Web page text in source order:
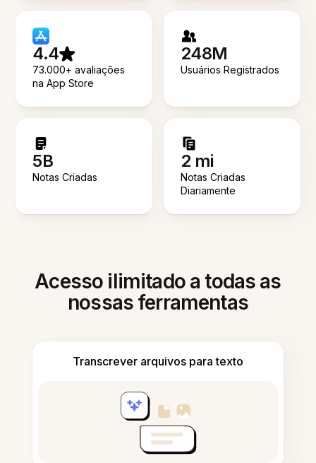
4.4
73.000+ avaliações
na App Store
248M
Usuários Registrados
5B
Notas Criadas
2 mi
Notas Criadas
Diariamente
Acesso ilimitado a todas as
nossas ferramentas
Transcrever arquivos para texto